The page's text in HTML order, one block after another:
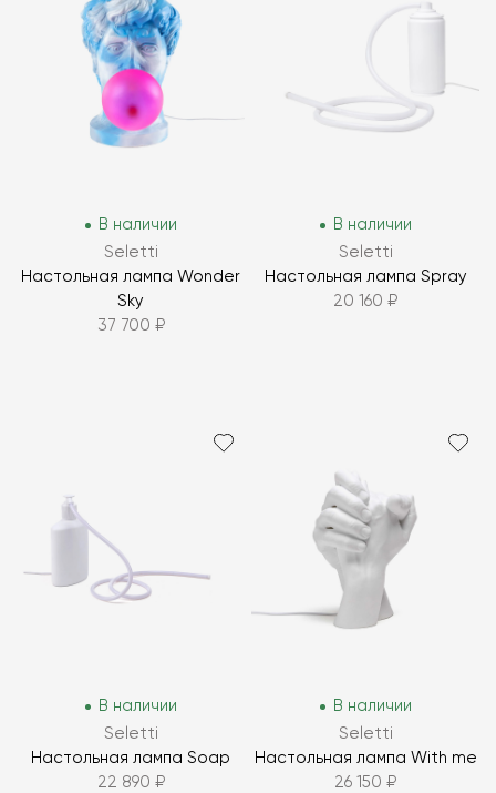
В наличии
Seletti
Настольная лампа Wonder
Sky
37 700 ₽
В наличии
Seletti
Настольная лампа Spray
20 160 ₽
В наличии
Seletti
Настольная лампа Soap
22 890 ₽
В наличии
Seletti
Настольная лампа With me
26 150 ₽